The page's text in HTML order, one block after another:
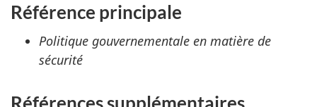
Référence principale
Politique gouvernementale en matière de
sécurité